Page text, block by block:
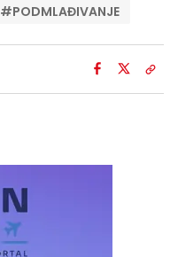
#PODMLAĐIVANJE